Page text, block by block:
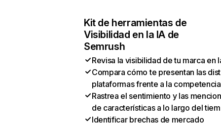
Kit de herramientas de
Visibilidad en la IA de
Semrush
Revisa la visibilidad de tu marca en
Compara cómo te presentan las
plataformas frente a la competencia
Rastrea el sentimiento y las
de características a lo largo del
Identificar brechas de mercado